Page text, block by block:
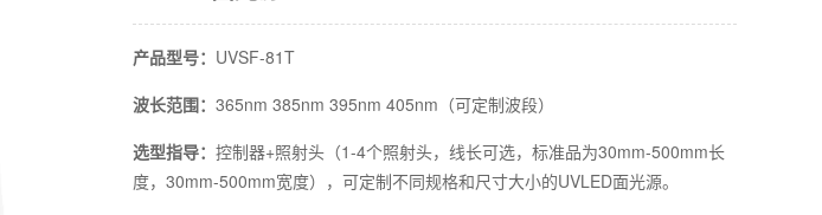
产品型号： UVSF-81T
波长范围： 365nm 385nm 395nm 405nm（可定制波段）
选型指导： 控制器+照射头（1-4个照射头，线长可选，标准品为30mm-500mm长
度，30mm-500mm宽度），可定制不同规格和尺寸大小的UVLED面光源。